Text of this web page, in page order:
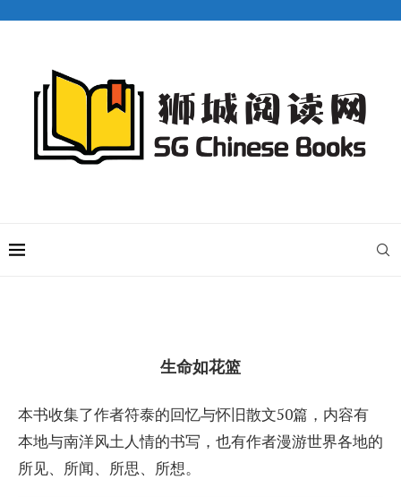
生命如花篮
本书收集了作者符泰的回忆与怀旧散文50篇，内容有
本地与南洋风土人情的书写，也有作者漫游世界各地的
所见、所闻、所思、所想。